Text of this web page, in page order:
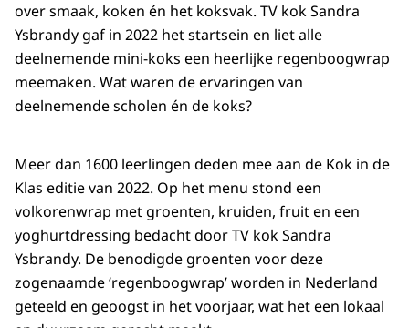
over smaak, koken én het koksvak. TV kok Sandra
Ysbrandy gaf in 2022 het startsein en liet alle
deelnemende mini-koks een heerlijke regenboogwrap
meemaken. Wat waren de ervaringen van
deelnemende scholen én de koks?
Meer dan 1600 leerlingen deden mee aan de Kok in de
Klas editie van 2022. Op het menu stond een
volkorenwrap met groenten, kruiden, fruit en een
yoghurtdressing bedacht door TV kok Sandra
Ysbrandy. De benodigde groenten voor deze
zogenaamde ‘regenboogwrap’ worden in Nederland
geteeld en geoogst in het voorjaar, wat het een lokaal